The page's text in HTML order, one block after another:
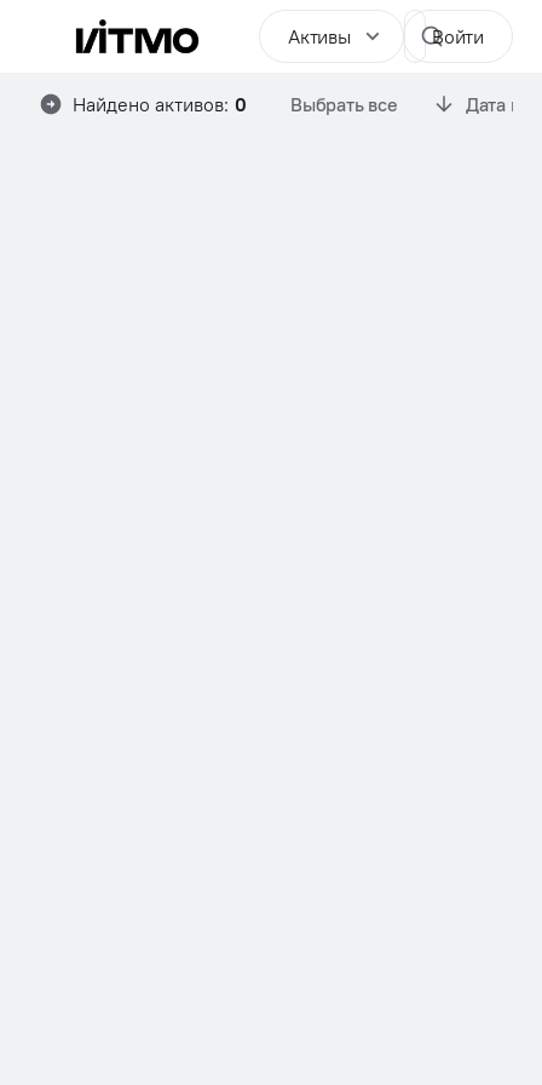
Активы Войти
Найдено активов: 0 Выбрать все Дата